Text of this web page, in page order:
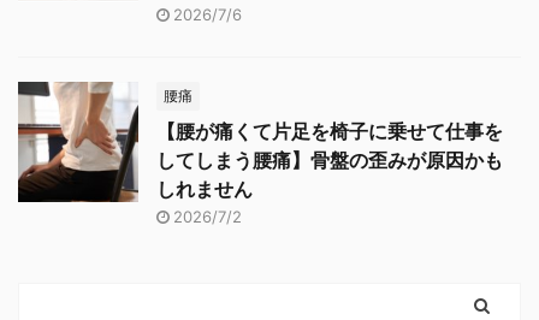
2026/7/6
腰痛
【腰が痛くて片足を椅子に乗せて仕事を
してしまう腰痛】骨盤の歪みが原因かも
しれません
2026/7/2